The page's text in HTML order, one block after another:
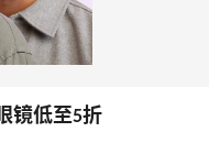
镜低至5折